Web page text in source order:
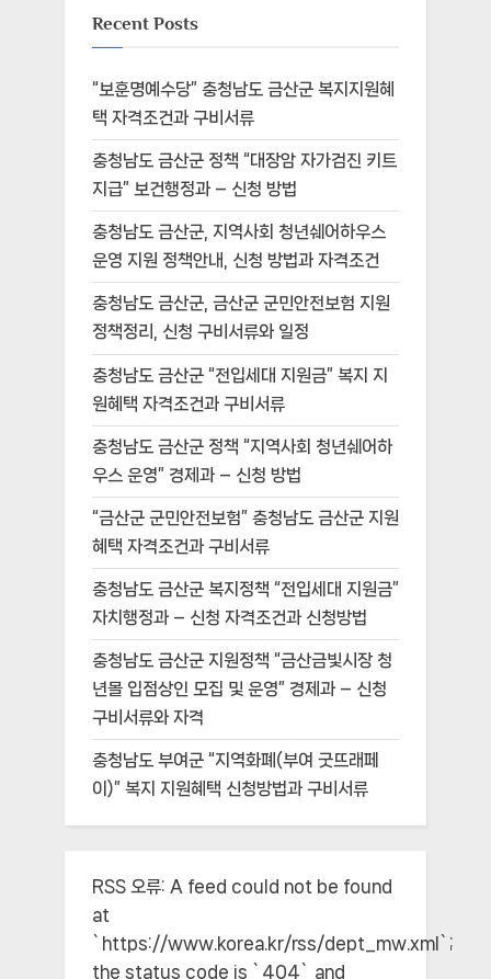
Recent Posts
“보훈명예수당” 충청남도 금산군 복지지원혜
택 자격조건과 구비서류
충청남도 금산군 정책 “대장암 자가검진 키트
지급” 보건행정과 – 신청 방법
충청남도 금산군, 지역사회 청년쉐어하우스
운영 지원 정책안내, 신청 방법과 자격조건
충청남도 금산군, 금산군 군민안전보험 지원
정책정리, 신청 구비서류와 일정
충청남도 금산군 “전입세대 지원금” 복지 지
원혜택 자격조건과 구비서류
충청남도 금산군 정책 “지역사회 청년쉐어하
우스 운영” 경제과 – 신청 방법
“금산군 군민안전보험” 충청남도 금산군 지원
혜택 자격조건과 구비서류
충청남도 금산군 복지정책 “전입세대 지원금”
자치행정과 – 신청 자격조건과 신청방법
충청남도 금산군 지원정책 “금산금빛시장 청
년몰 입점상인 모집 및 운영” 경제과 – 신청
구비서류와 자격
충청남도 부여군 “지역화폐(부여 굿뜨래페
이)” 복지 지원혜택 신청방법과 구비서류
RSS 오류: A feed could not be found
at
`https://www.korea.kr/rss/dept_mw.xml`;
the status code is `404` and